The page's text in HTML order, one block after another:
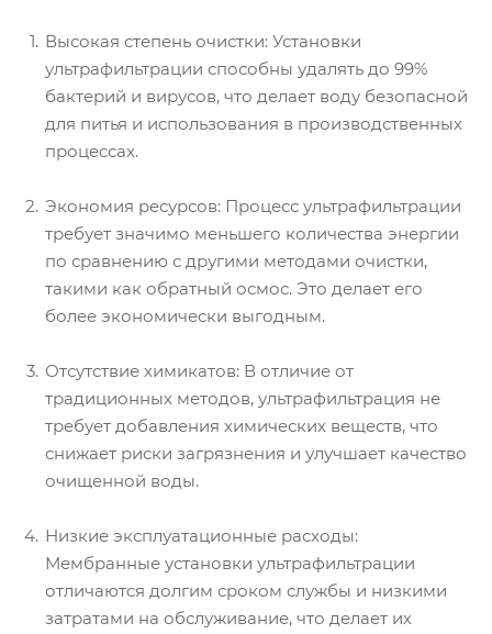
Высокая степень очистки: Установки
ультрафильтрации способны удалять до 99%
бактерий и вирусов, что делает воду безопасной
для питья и использования в производственных
процессах.
Экономия ресурсов: Процесс ультрафильтрации
требует значимо меньшего количества энергии
по сравнению с другими методами очистки,
такими как обратный осмос. Это делает его
более экономически выгодным.
Отсутствие химикатов: В отличие от
традиционных методов, ультрафильтрация не
требует добавления химических веществ, что
снижает риски загрязнения и улучшает качество
очищенной воды.
Низкие эксплуатационные расходы:
Мембранные установки ультрафильтрации
отличаются долгим сроком службы и низкими
затратами на обслуживание, что делает их